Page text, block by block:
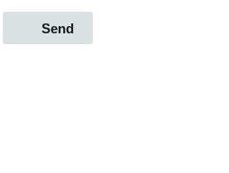
Send